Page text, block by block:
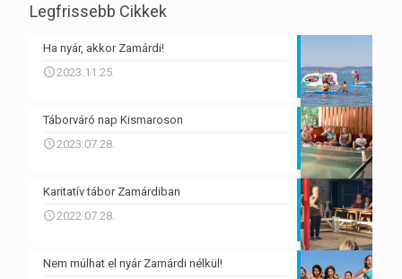
Legfrissebb Cikkek
Ha nyár, akkor Zamárdi!
2023.11.25.
Táborváró nap Kismaroson
2023.07.28.
Karitatív tábor Zamárdiban
2022.07.28.
Nem múlhat el nyár Zamárdi nélkül!